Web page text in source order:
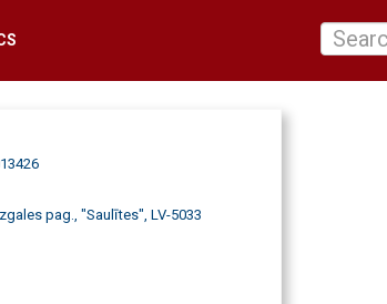
pag., "Saulītes", LV-5033